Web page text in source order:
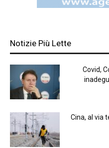
Notizie Più Lette
Covid,
Cina, al via